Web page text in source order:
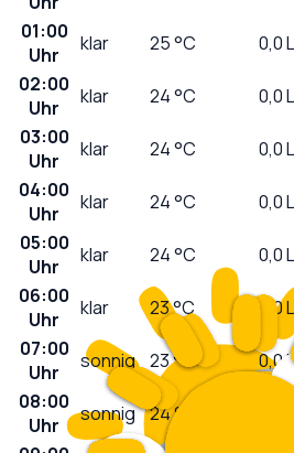
01:00
Uhr
klar 25°C 0,0
02:00
Uhr
klar 24°C 0,0
03:00
Uhr
klar 24°C 0,0
04:00
Uhr
klar 24°C 0,0
05:00
Uhr
klar 24°C 0,0
06:00
Uhr
klar 23°C 0,0
07:00
Uhr
sonnig 23°C 0,0
08:00
Uhr
sonnig 24°C